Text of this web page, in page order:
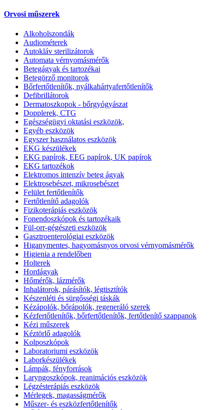
Orvosi műszerek
Alkoholszondák
Audiométerek
Autokláv sterilizátorok
Automata vérnyomásmérők
Betegágyak és tartozékai
Betegörző monitorok
Bőrfertőtlenítők, nyálkahártyafertőtlenítők
Defibrillátorok
Dermatoszkopok - bőrgyógyászat
Dopplerek, CTG
Egészségügyi oktatási eszközök,
Egyéb eszközök
Egyszer használatos eszközök
EKG készülékek
EKG papírok, EEG papírok, UK papírok
EKG tartozékok
Elektromos intenzív beteg ágyak
Elektrosebészet, mikrosebészet
Felület fertőtlenítők
Fertőtlenítő adagolók
Fizikoterápiás eszközök
Fonendoszkópok és tartozékaik
Fül-orr-gégészeti eszközök
Gasztroenterológiai eszközök
Higanymentes, hagyomásnyos orvosi vérnyomásmérők
Higienia a rendelőben
Holterek
Hordágyak
Hőmérők, lázmérők
Inhalátorok, párásítók, légtisztítók
Készenléti és sürgősségi táskák
Kézápolók, bőrápolók, regeneráló szerek
Kézfertőtlenítők, bőrfertőtlenítők, fertőtlenítő szappanok
Kézi műszerek
Kéztörlő adagolók
Kolposzkópok
Laboratoriumi eszközök
Laborkészülékek
Lámpák, fényforrások
Laryngoszkópok, reanimációs eszközök
Légzésterápiás eszközök
Mérlegek, magasságmérők
Műszer- és eszközfertőtlenítők